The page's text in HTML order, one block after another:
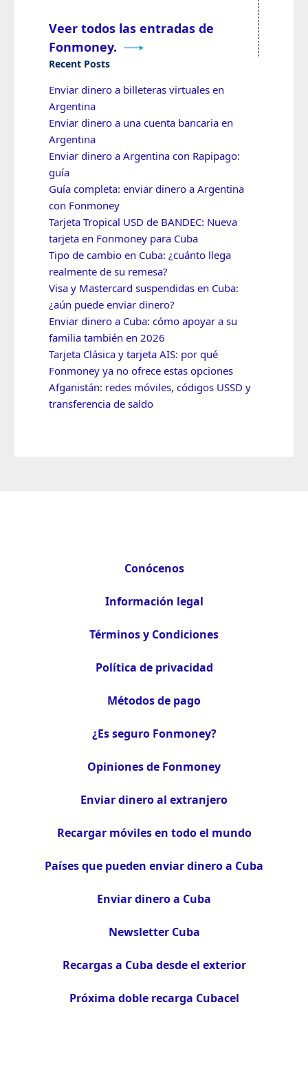
Veer todos las entradas de
Fonmoney.
Recent Posts
Enviar dinero a billeteras virtuales en
Argentina
Enviar dinero a una cuenta bancaria en
Argentina
Enviar dinero a Argentina con Rapipago:
guía
Guía completa: enviar dinero a Argentina
con Fonmoney
Tarjeta Tropical USD de BANDEC: Nueva
tarjeta en Fonmoney para Cuba
Tipo de cambio en Cuba: ¿cuánto llega
realmente de su remesa?
Visa y Mastercard suspendidas en Cuba:
¿aún puede enviar dinero?
Enviar dinero a Cuba: cómo apoyar a su
familia también en 2026
Tarjeta Clásica y tarjeta AIS: por qué
Fonmoney ya no ofrece estas opciones
Afganistán: redes móviles, códigos USSD y
transferencia de saldo
Conócenos
Información legal
Términos y Condiciones
Política de privacidad
Métodos de pago
¿Es seguro Fonmoney?
Opiniones de Fonmoney
Enviar dinero al extranjero
Recargar móviles en todo el mundo
Países que pueden enviar dinero a Cuba
Enviar dinero a Cuba
Newsletter Cuba
Recargas a Cuba desde el exterior
Próxima doble recarga Cubacel